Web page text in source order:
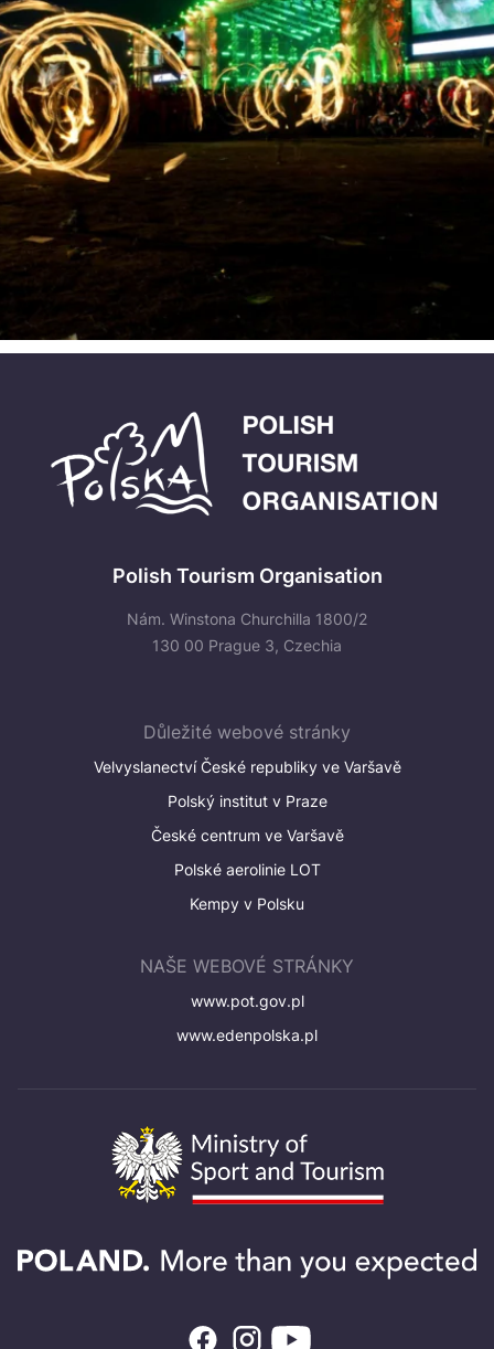
Polish Tourism Organisation
Nám. Winstona Churchilla 1800/2
130 00 Prague 3, Czechia
Důležité webové stránky
Velvyslanectví České republiky ve Varšavě
Polský institut v Praze
České centrum ve Varšavě
Polské aerolinie LOT
Kempy v Polsku
NAŠE WEBOVÉ STRÁNKY
www.pot.gov.pl
www.edenpolska.pl